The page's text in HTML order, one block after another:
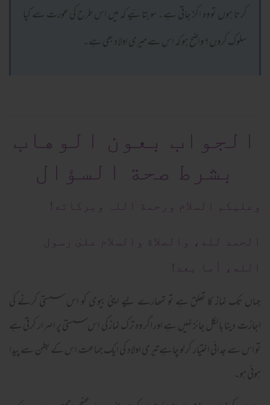
کرتا ہوں تو وہ اکڑ جاتی ہے۔ سو بتائیے کہ میں اس طرح کی عورت سے کیا
سلوک کروں؟ واضح ہو کہ اس سے میری اولاد بھی ہے۔
الجواب بعون الوهاب
بشرط صحة السؤال
وعلیکم السلام ورحمة اللہ وبرکاته!
الحمد لله، والصلاة والسلام علىٰ رسول
الله، أما بعد!
جہاں تک نماز کا تعلق ہے تو تمھارے لیے اپنی بیوی کو اس سستی کرنے کی
اجازت دینا بالکل جائز نہیں ہے اور اگر وہ ترک نماز کی اس سستی پر اصرار کرتی ہے
تو اس سے جدائی اختیار کرلو چاہے تیری اولاد کی ایک جماعت اس کے بطن سے پیدا
ہوئی ہو۔